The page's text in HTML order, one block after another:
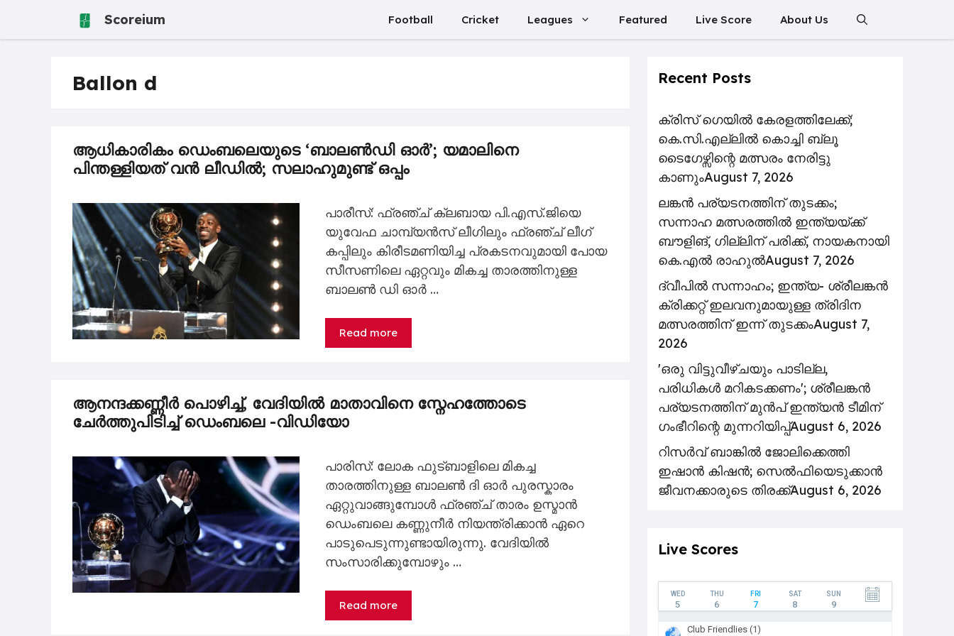
Scoreium Football Cricket Leagues Featured Live Score About Us
Ballon d
ആധികാരികം ഡെംബലെയുടെ ‘ബാലൺഡി ഓർ’​; യമാലിനെ
പിന്തള്ളിയത് വൻ ലീഡിൽ; സലാഹുമുണ്ട് ഒപ്പം
പാരീസ്: ഫ്രഞ്ച് ക്ലബായ പി.എസ്.ജിയെ
യുവേഫ ചാമ്പ്യൻസ് ലീഗിലും ഫ്രഞ്ച് ലീഗ്
കപ്പിലും കിരീടമണിയിച്ച പ്രകടനവുമായി പോയ
സീസണിലെ ഏറ്റവും മികച്ച താരത്തിനുള്ള
ബാലൺ ഡി ഓർ …
Read more
ആനന്ദക്കണ്ണീർ പൊഴിച്ച്, വേദിയിൽ മാതാവിനെ സ്നേഹത്തോടെ
ചേർത്തുപിടിച്ച് ഡെംബലെ -വിഡിയോ
പാരിസ്: ലോക ഫുട്ബാളിലെ മികച്ച
താരത്തിനുള്ള ബാലൺ ദി ഓർ പുരസ്കാരം
ഏറ്റുവാങ്ങുമ്പോൾ ഫ്രഞ്ച് താരം ഉസ്മാൻ
ഡെംബലെ കണ്ണുനീർ നിയന്ത്രിക്കാൻ ഏറെ
പാടുപെടുന്നുണ്ടായിരുന്നു. വേദിയിൽ
സംസാരിക്കുമ്പോഴും …
Read more
Recent Posts
ക്രിസ് ഗെയിൽ കേരളത്തിലേക്ക്;
കെ.സി.എല്ലിൽ കൊച്ചി ബ്ലൂ
ടൈഗേഴ്സിന്റെ മത്സരം നേരിട്ടു
കാണുംAugust 7, 2026
ലങ്കൻ പര്യടനത്തിന് തുടക്കം;
സന്നാഹ മത്സരത്തിൽ ഇന്ത്യയ്ക്ക്
ബൗളിങ്, ഗില്ലിന് പരിക്ക്, നായകനായി
കെ.എൽ രാഹുൽAugust 7, 2026
ദ്വീപിൽ സന്നാഹം; ഇന്ത്യ- ശ്രീലങ്കൻ
ക്രിക്കറ്റ് ഇലവനുമായുള്ള ത്രിദിന
മത്സരത്തിന് ഇന്ന് തുടക്കംAugust 7,
2026
'ഒരു വിട്ടുവീഴ്ചയും പാടില്ല,
പരിധികൾ മറികടക്കണം'; ശ്രീലങ്കൻ
പര്യടനത്തിന് മുൻപ് ഇന്ത്യൻ ടീമിന്
ഗംഭീറിന്റെ മുന്നറിയിപ്പ്August 6, 2026
റിസര്‍വ് ബാങ്കിൽ ജോലിക്കെത്തി
ഇഷാന്‍ കിഷന്‍; സെൽഫിയെടുക്കാൻ
ജീവനക്കാരുടെ തിരക്ക്August 6, 2026
Live Scores
WED
5
THU
6
FRI
7
SAT
8
SUN
9
Club Friendlies (1)